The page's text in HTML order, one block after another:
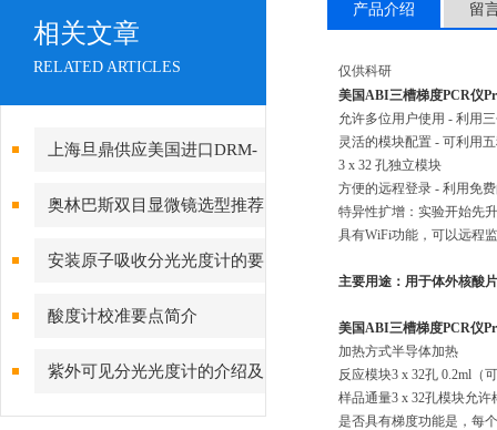
相关文章
RELATED ARTICLES
上海旦鼎供应美国进口DRM-
BTD核辐射检测仪原理021-
奥林巴斯双目显微镜选型推荐
安装原子吸收分光光度计的要
求事项
酸度计校准要点简介
紫外可见分光光度计的介绍及
与红外分光光度计的区别
产品介绍 留
仅供科研
美国ABI三槽梯度PCR仪
允许多位用户使用 - 利用
灵活的模块配置 - 可利用
3 x 32 孔独立模块
方便的远程登录 - 利用免
特异性扩增：实验开始先
具有WiFi功能，可以远程
主要用途： 用于体外核酸
美国ABI三槽梯度PCR仪
加热方式半导体加热
反应模块3 x 32孔 0.2ml （
样品通量3 x 32孔模块允许
是否具有梯度功能是，每个